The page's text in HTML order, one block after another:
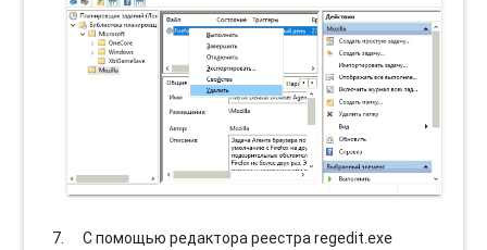
С помощью редактора реестра regedit.exe